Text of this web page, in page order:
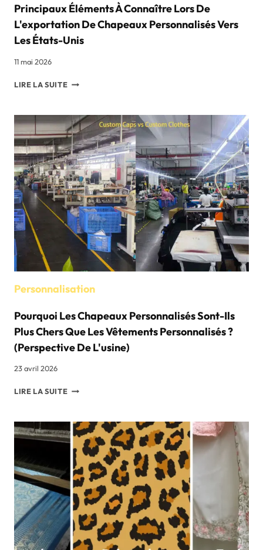
Principaux Éléments À Connaître Lors De
L'exportation De Chapeaux Personnalisés Vers
Les États-Unis
11 mai 2026
LIRE LA SUITEPRINCIPAUX
CONNAÎTRE
LORS
DE
L'EXPORTATION
DE
CHAPEAUX
PERSONNALISÉS
VERS
LES
ÉTATS-
UNIS
Personnalisation
Pourquoi Les Chapeaux Personnalisés Sont-Ils
Plus Chers Que Les Vêtements Personnalisés ?
(Perspective De L'usine)
23 avril 2026
LIRE LA SUITEPOURQUOI
PERSONNALISÉS
SONT-
ILS
PLUS
CHERS
QUE
LES
VÊTEMENTS
PERSONNALISÉS
?
(PERSPECTIVE